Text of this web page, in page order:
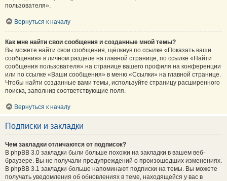
пользователя».
Вернуться к началу
Как мне найти свои сообщения и созданные мной темы?
Вы можете найти свои сообщения, щёлкнув по ссылке «Показать ваши
сообщения» в личном разделе на главной странице, по ссылке «Найти
сообщения пользователя» на странице вашего профиля на конференции
или по ссылке «Ваши сообщения» в меню «Ссылки» на главной странице.
Чтобы найти созданные вами темы, используйте страницу расширенного
поиска, заполнив соответствующие поля.
Вернуться к началу
Подписки и закладки
Чем закладки отличаются от подписок?
В phpBB 3.0 закладки были больше похожи на закладки в вашем веб-
браузере. Вы не получали предупреждений о произошедших изменениях.
В phpBB 3.1 закладки больше напоминают подписки на темы. Вы можете
получать уведомления об обновлениях в теме, находящейся у вас в